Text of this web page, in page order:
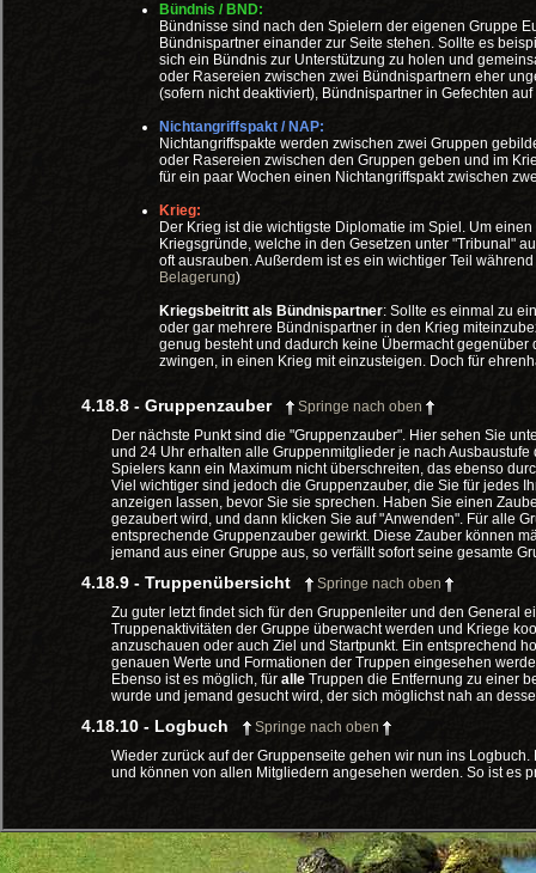
Bündnis / BND:
Bündnisse sind nach den Spielern der eigenen Gruppe
Bündnispartner einander zur Seite stehen. Sollte es
sich ein Bündnis zur Unterstützung zu holen und
oder Rasereien zwischen zwei Bündnispartnern eher
(sofern nicht deaktiviert), Bündnispartner in Gefechten
Nichtangriffspakt / NAP:
Nichtangriffspakte werden zwischen zwei Gruppen
oder Rasereien zwischen den Gruppen geben und im
für ein paar Wochen einen Nichtangriffspakt zwischen
Krieg:
Der Krieg ist die wichtigste Diplomatie im Spiel. Um
Kriegsgründe, welche in den Gesetzen unter "Tribunal"
oft ausrauben. Außerdem ist es ein wichtiger Teil
Belagerung)
Kriegsbeitritt als Bündnispartner: Sollte es einmal zu
oder gar mehrere Bündnispartner in den Krieg
genug besteht und dadurch keine Übermacht
zwingen, in einen Krieg mit einzusteigen. Doch für
4.18.8 - Gruppenzauber
Springe nach oben
Der nächste Punkt sind die "Gruppenzauber". Hier sehen Sie
und 24 Uhr erhalten alle Gruppenmitglieder je nach
Spielers kann ein Maximum nicht überschreiten, das ebenso
Viel wichtiger sind jedoch die Gruppenzauber, die Sie für jedes
anzeigen lassen, bevor Sie sie sprechen. Haben Sie einen
gezaubert wird, und dann klicken Sie auf "Anwenden". Für alle
entsprechende Gruppenzauber gewirkt. Diese Zauber können
jemand aus einer Gruppe aus, so verfällt sofort seine gesamte
4.18.9 - Truppenübersicht
Springe nach oben
Zu guter letzt findet sich für den Gruppenleiter und den General
Truppenaktivitäten der Gruppe überwacht werden und Kriege
anzuschauen oder auch Ziel und Startpunkt. Ein entsprechend
genauen Werte und Formationen der Truppen eingesehen
Ebenso ist es möglich, für alle Truppen die Entfernung zu einer
wurde und jemand gesucht wird, der sich möglichst nah an
4.18.10 - Logbuch
Springe nach oben
Wieder zurück auf der Gruppenseite gehen wir nun ins
und können von allen Mitgliedern angesehen werden. So ist es